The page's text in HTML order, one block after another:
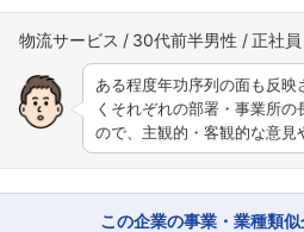
物流サービス 30代前半男性 正社員
ある程度年功序列の面も反映
くそれぞれの部署・事業所
ので、主観的・客観的な意見
この企業の事業・業種類